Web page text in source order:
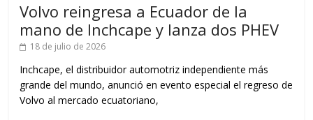
Volvo reingresa a Ecuador de la
mano de Inchcape y lanza dos PHEV
18 de julio de 2026
Inchcape, el distribuidor automotriz independiente más
grande del mundo, anunció en evento especial el regreso de
Volvo al mercado ecuatoriano,